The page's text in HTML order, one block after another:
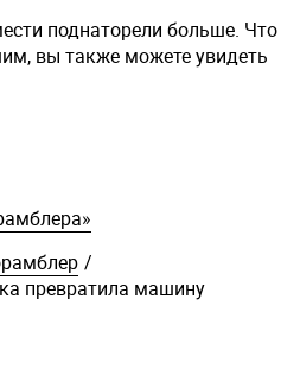
поднаторели больше. Что
вы также можете увидеть
/
превратила машину